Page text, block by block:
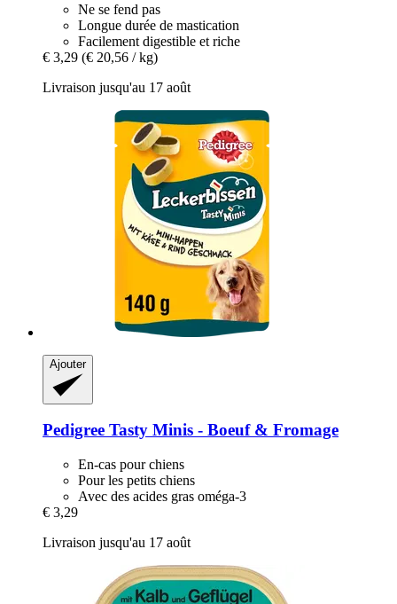
Ne se fend pas
Longue durée de mastication
Facilement digestible et riche
€ 3,29 (€ 20,56 / kg)
Livraison jusqu'au 17 août
Ajouter
Pedigree Tasty Minis -​ Boeuf & Fromage
En-cas pour chiens
Pour les petits chiens
Avec des acides gras oméga-3
€ 3,29
Livraison jusqu'au 17 août